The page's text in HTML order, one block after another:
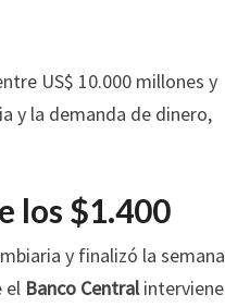
US$ 10.000 millones y
y la demanda de dinero,
los $1.400
y finalizó la semana
el Banco Centralinterviene